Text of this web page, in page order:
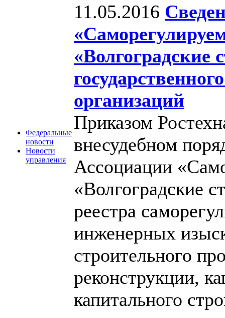
Федеральные
новости
Новости
управления
11.05.2016
«Волгоградские
организаций
Приказом
внесудебном
Ассоциации
«Волгоградские
реестра
инженерных
строительного
реконструкции,
капитального